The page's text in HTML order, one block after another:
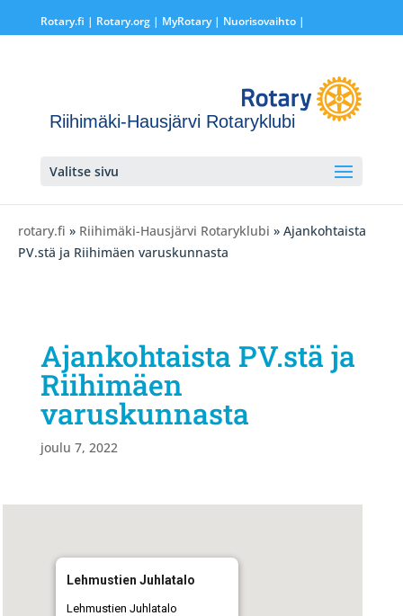
Rotary.fi | Rotary.org| MyRotary | Nuorisovaihto|
Riihimäki-Hausjärvi Rotaryklubi
Valitse sivu
rotary.fi » Riihimäki-Hausjärvi Rotaryklubi » Ajankohtaista
PV.stä ja Riihimäen varuskunnasta
Ajankohtaista PV.stä ja
Riihimäen
varuskunnasta
joulu 7, 2022
Lehmustien Juhlatalo
Lehmustien Juhlatalo